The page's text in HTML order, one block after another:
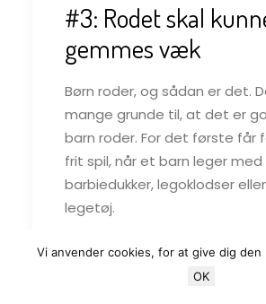
#3: Rodet skal
gemmes væk
Børn roder, og sådan er det.
mange grunde til, at det er
barn roder. For det første får
frit spil, når et barn leger med
barbiedukker, legoklodser
legetøj.
Dog kan det også være
det ikke roder for meget, når
Vi anvender cookies, for at give dig
OK